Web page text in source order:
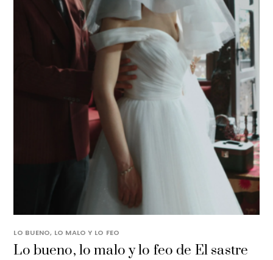
LO BUENO, LO MALO Y LO FEO
Lo bueno, lo malo y lo feo de El sastre